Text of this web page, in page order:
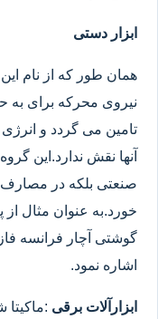
ابزار دستی
همان طور که از نام
نیروی محرکه برای به
تامین می گردد و انرژی
آنها نقش ندارد.این
صنعتی بلکه در
خورد.به عنوان مثال از
گوشتی آچار فرانسه
اشاره نمود.
ابزارآلات برقی